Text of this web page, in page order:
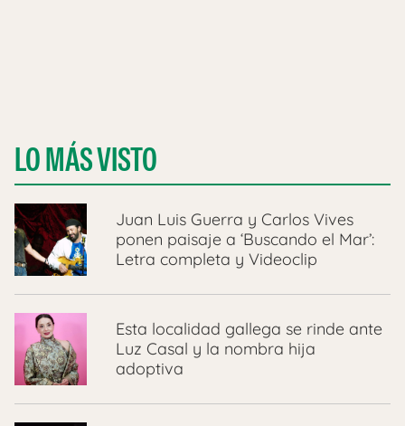
LO MÁS VISTO
Juan Luis Guerra y Carlos Vives
ponen paisaje a ‘Buscando el Mar’:
Letra completa y Videoclip
Esta localidad gallega se rinde ante
Luz Casal y la nombra hija
adoptiva